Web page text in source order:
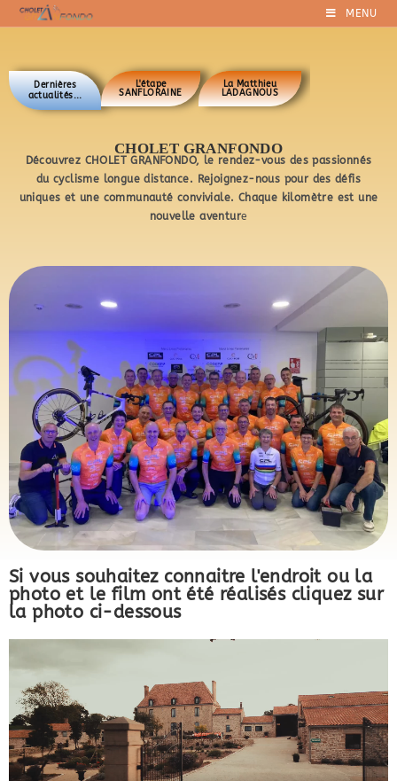
MENU
Dernières
actualités...
L'étape
SANFLORAINE
La Matthieu
LADAGNOUS
CHOLET GRANFONDO
Découvrez CHOLET GRANFONDO, le rendez-vous des passionnés
du cyclisme longue distance. Rejoignez-nous pour des défis
uniques et une communauté conviviale. Chaque kilomètre est une
nouvelle aventure
Si vous souhaitez connaitre l'endroit ou la
photo et le film ont été réalisés cliquez sur
la photo ci-dessous